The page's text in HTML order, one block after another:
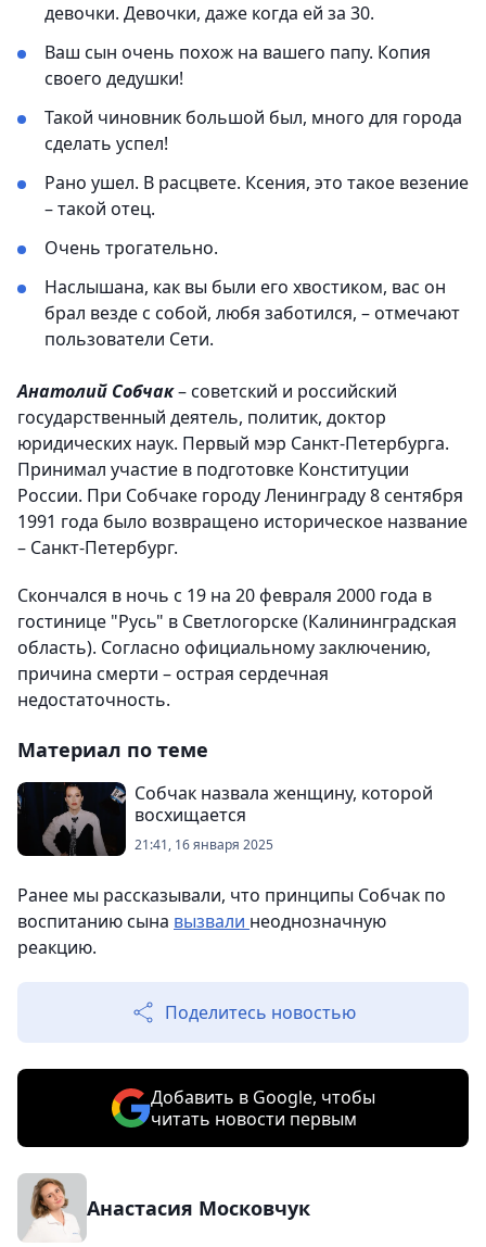
девочки. Девочки, даже когда ей за 30.
Ваш сын очень похож на вашего папу. Копия
своего дедушки!
Такой чиновник большой был, много для города
сделать успел!
Рано ушел. В расцвете. Ксения, это такое везение
– такой отец.
Очень трогательно.
Наслышана, как вы были его хвостиком, вас он
брал везде с собой, любя заботился, – отмечают
пользователи Сети.
Анатолий Собчак– советский и российский
государственный деятель, политик, доктор
юридических наук. Первый мэр Санкт-Петербурга.
Принимал участие в подготовке Конституции
России. При Собчаке городу Ленинграду 8 сентября
1991 года было возвращено историческое название
– Санкт‑Петербург.
Скончался в ночь с 19 на 20 февраля 2000 года в
гостинице "Русь" в Светлогорске (Калининградская
область). Согласно официальному заключению,
причина смерти – острая сердечная
недостаточность.
Материал по теме
Собчак назвала женщину, которой
восхищается
21:41, 16 января 2025
Ранее мы рассказывали, что принципы Собчак по
воспитанию сына вызвали неоднозначную
реакцию.
Поделитесь новостью
Добавить в Google, чтобы
читать новости первым
Анастасия Московчук